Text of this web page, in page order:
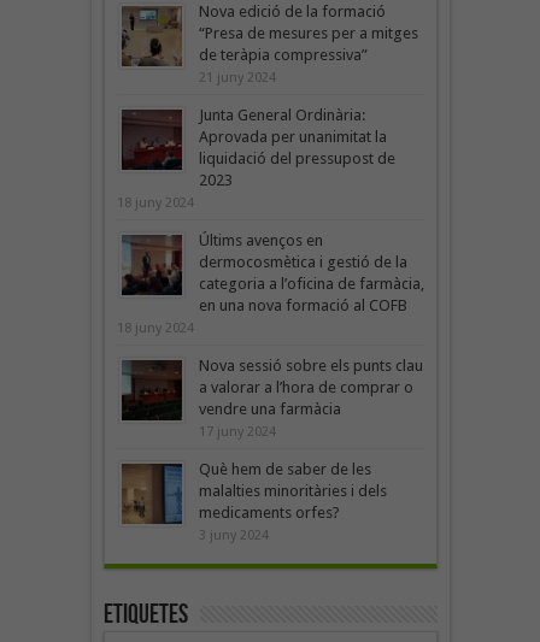
Nova edició de la formació
“Presa de mesures per a mitges
de teràpia compressiva”
21 juny 2024
Junta General Ordinària:
Aprovada per unanimitat la
liquidació del pressupost de
2023
18 juny 2024
Últims avenços en
dermocosmètica i gestió de la
categoria a l’oficina de farmàcia,
en una nova formació al COFB
18 juny 2024
Nova sessió sobre els punts clau
a valorar a l’hora de comprar o
vendre una farmàcia
17 juny 2024
Què hem de saber de les
malalties minoritàries i dels
medicaments orfes?
3 juny 2024
Etiquetes